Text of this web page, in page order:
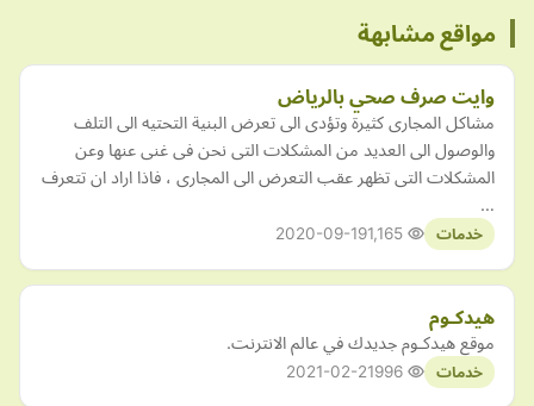
مواقع مشابهة
وايت صرف صحي بالرياض
مشاكل المجارى كثيرة وتؤدى الى تعرض البنية التحتيه الى التلف
والوصول الى العديد من المشكلات التى نحن فى غنى عنها وعن
المشكلات التى تظهر عقب التعرض الى المجارى ، فاذا اراد ان تتعرف
…
خدمات 2020-09-19
هيدكـوم
موقع هيدكـوم جديدك في عالم الانترنت.
خدمات 2021-02-21